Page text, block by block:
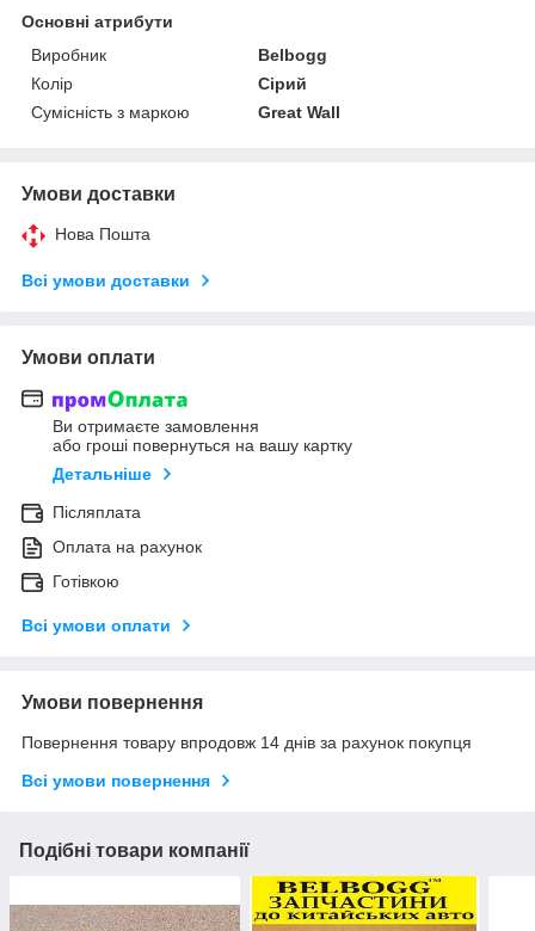
Основні атрибути
Виробник
Belbogg
Колір
Сірий
Сумісність з маркою
Great Wall
Умови доставки
Нова Пошта
Всі умови доставки
Умови оплати
Ви отримаєте замовлення
або гроші повернуться на вашу картку
Детальніше
Післяплата
Оплата на рахунок
Готівкою
Всі умови оплати
Умови повернення
Повернення товару впродовж 14 днів за рахунок покупця
Всі умови повернення
Подібні товари компанії